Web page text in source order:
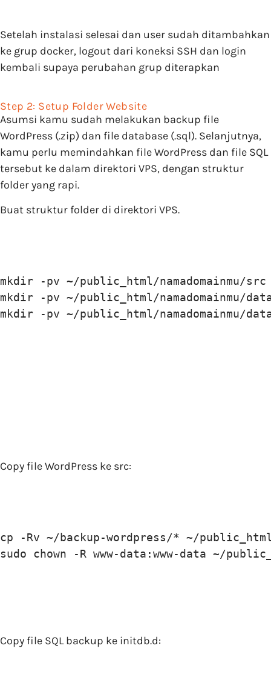
Setelah instalasi selesai dan user sudah ditambahkan
ke grup docker, logout dari koneksi SSH dan login
kembali supaya perubahan grup diterapkan
Step 2: Setup Folder Website
Asumsi kamu sudah melakukan backup file
WordPress (.zip) dan file database (.sql). Selanjutnya,
kamu perlu memindahkan file WordPress dan file SQL
tersebut ke dalam direktori VPS, dengan struktur
folder yang rapi.
Buat struktur folder di direktori VPS.
mkdir -pv ~/public_html/namadomainmu/src
mkdir -pv ~/public_html/namadomainmu/
mkdir -pv ~/public_html/namadomainmu/
Copy file WordPress ke src:
cp -Rv ~/backup-wordpress/* ~/public_html/
sudo chown -R www-data:www-data ~/
Copy file SQL backup ke initdb.d: